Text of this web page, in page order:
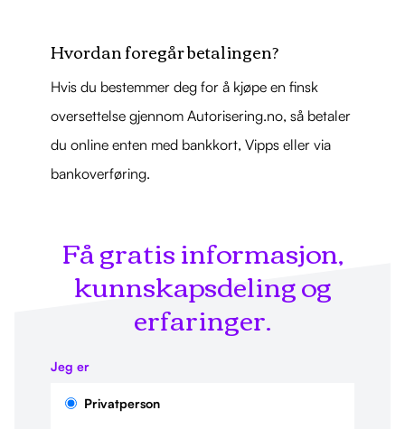
Hvordan foregår betalingen?
Hvis du bestemmer deg for å kjøpe en finsk
oversettelse gjennom Autorisering.no, så betaler
du online enten med bankkort, Vipps eller via
bankoverføring.
Få gratis informasjon,
kunnskapsdeling og
erfaringer.
Jeg er
Privatperson